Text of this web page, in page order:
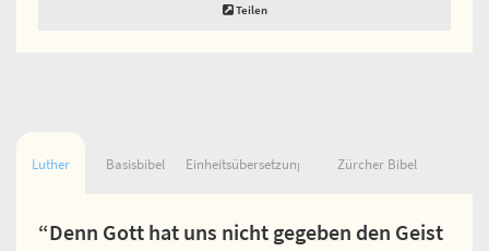
Teilen
Luther Basisbibel Einheitsübersetzung Zürcher Bibel
“Denn Gott hat uns nicht gegeben den Geist